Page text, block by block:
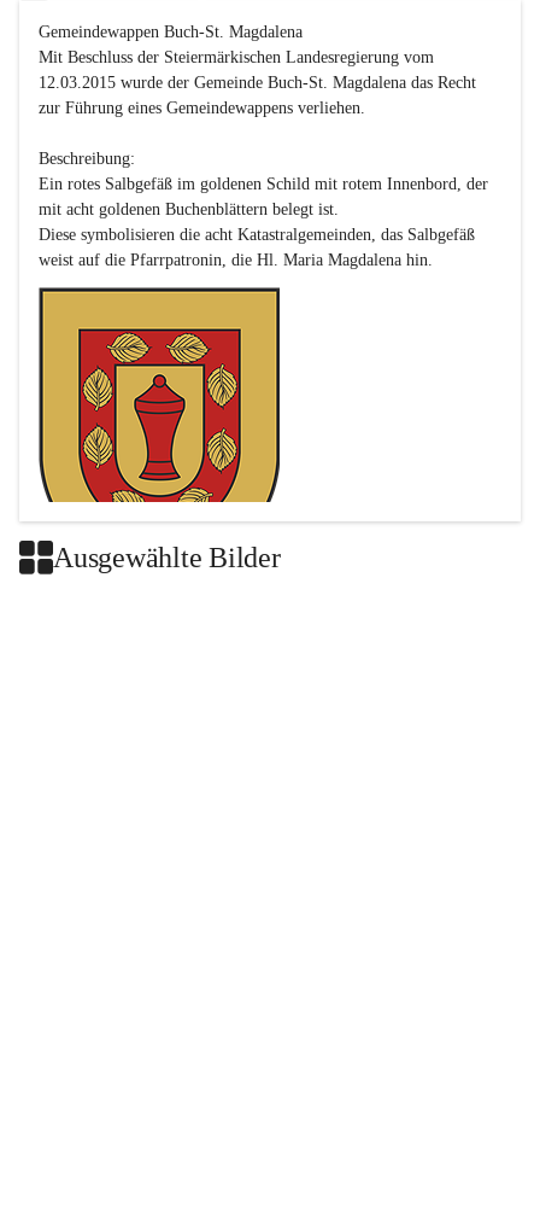
Gemeindewappen Buch-St. Magdalena
Mit Beschluss der Steiermärkischen Landesregierung vom
12.03.2015 wurde der Gemeinde Buch-St. Magdalena das Recht
zur Führung eines Gemeindewappens verliehen.
Beschreibung:
Ein rotes Salbgefäß im goldenen Schild mit rotem Innenbord, der
mit acht goldenen Buchenblättern belegt ist.
Diese symbolisieren die acht Katastralgemeinden, das Salbgefäß
Ausgewählte Bilder